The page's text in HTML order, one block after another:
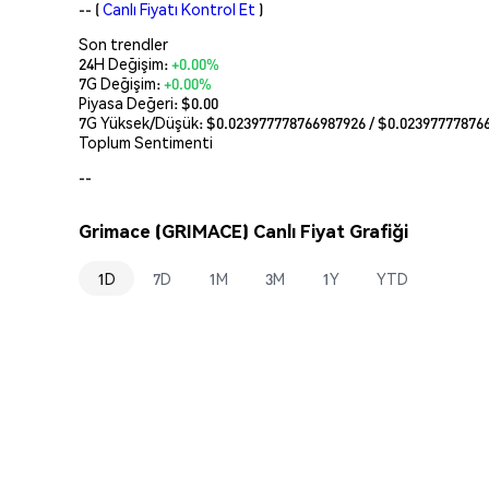
-- (Canlı Fiyatı Kontrol Et )
Son trendler
24H Değişim:+0.00%
7G Değişim:+0.00%
Piyasa Değeri:$0.00
7G Yüksek/Düşük: $0.023977778766987926/ $
Toplum Sentimenti
--
Grimace (GRIMACE) Canlı Fiyat Grafiği
1D 7D 1M 3M 1Y YTD